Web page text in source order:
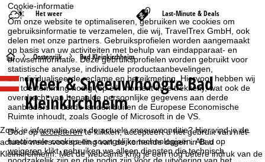
Cookie-informatie
Om onze website te optimaliseren, gebruiken we cookies om
gebruiksinformatie te verzamelen, die wij, TravelTrex GmbH, ook
delen met onze partners. Gebruiksprofielen worden aangemaakt
op basis van uw activiteiten met behulp van eindapparaat- en
browserinformatie. Deze gebruiksprofielen worden gebruikt voor
statistische analyse, individuele productaanbevelingen,
geïndividualiseerde reclame en bereikmeting. Hiervoor hebben wij
uw toestemming nodig (op elk moment in te trekken), wat ook de
overdracht van bepaalde persoonlijke gegevens aan derde
aanbieders in derde landen buiten de Europese Economische
Ruimte inhoudt, zoals Google of Microsoft in de VS.
Door opaccepterente klikken, accepteert u het gebruik van niet-
functionele cookies en soortgelijke technologieën. Als u op
weigerenklikt, gebruiken we alleen diensten die technisch
noodzakelijk zijn en die nodig zijn voor de uitvoering van het
Het weer Last-Minute & Deals
S
t
a
r
t
Oostenrijk Bad Kleinkirchheim
Weer & Sneeuwhoogte Bad
Kleinkirchheim
Zoek je informatie over de actuele sneeuwconditie? Hier vind je de
actuele weersvoorspelling van de komende dagen in Bad
Kleinkirchheim. Met de webcams krijg je een nog betere indruk van de